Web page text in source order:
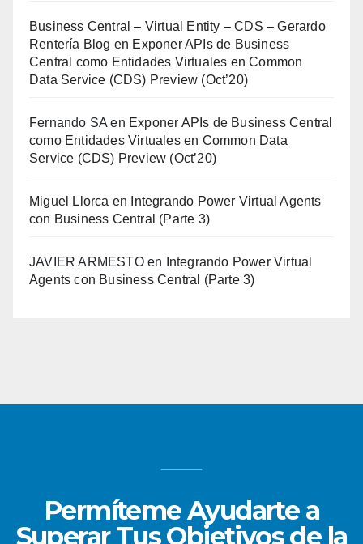
Business Central – Virtual Entity – CDS – Gerardo
Rentería Blog en Exponer APIs de Business
Central como Entidades Virtuales en Common
Data Service (CDS) Preview (Oct’20)
Fernando SA en Exponer APIs de Business Central
como Entidades Virtuales en Common Data
Service (CDS) Preview (Oct’20)
Miguel Llorca en
Integrando Power Virtual Agents
con Business Central (Parte 3)
JAVIER ARMESTOen
Integrando Power Virtual
Agents con Business Central (Parte 3)
Permíteme Ayudarte a
Superar Tus Objetivos de la